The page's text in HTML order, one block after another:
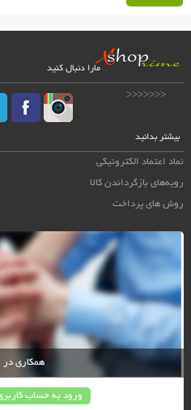
<<<<<<<
مارا دنبال کنید
بیشتر بدانید
نماد اعتماد الکترونیکی
رویه‌های بازگرداندن کالا
روش های پرداخت
همکاری
ورود به حساب